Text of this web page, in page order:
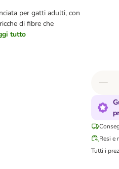
per gatti adulti, con
di fibre che
tutto
Resi e
Tutti i